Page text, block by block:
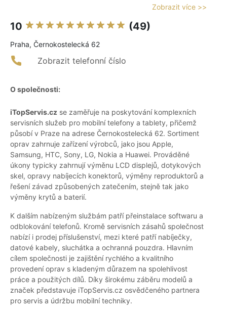
Zobrazit více >>
10 (49)
Praha, Černokostelecká 62
Zobrazit telefonní číslo
O společnosti:
iTopServis.cz se zaměřuje na poskytování komplexních
servisních služeb pro mobilní telefony a tablety, přičemž
působí v Praze na adrese Černokostelecká 62. Sortiment
oprav zahrnuje zařízení výrobců, jako jsou Apple,
Samsung, HTC, Sony, LG, Nokia a Huawei. Prováděné
úkony typicky zahrnují výměnu LCD displejů, dotykových
skel, opravy nabíjecích konektorů, výměny reproduktorů a
řešení závad způsobených zatečením, stejně tak jako
výměny krytů a baterií.
K dalším nabízeným službám patří přeinstalace softwaru a
odblokování telefonů. Kromě servisních zásahů společnost
nabízí i prodej příslušenství, mezi které patří nabíječky,
datové kabely, sluchátka a ochranná pouzdra. Hlavním
cílem společnosti je zajištění rychlého a kvalitního
provedení oprav s kladeným důrazem na spolehlivost
práce a použitých dílů. Díky širokému záběru modelů a
značek představuje iTopServis.cz osvědčeného partnera
pro servis a údržbu mobilní techniky.